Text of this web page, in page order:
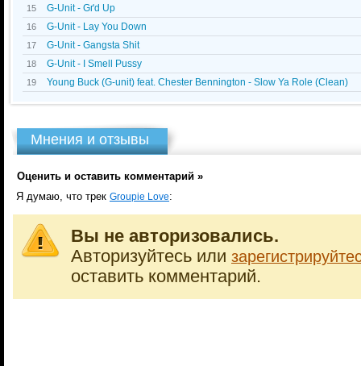
15 G-Unit - Gґd Up
16 G-Unit - Lay You Down
17 G-Unit - Gangsta Shit
18 G-Unit - I Smell Pussy
19 Young Buck (G-unit) feat. Chester Bennington - Slow Ya Role (Clean)
Мнения и отзывы
Оценить и оставить комментарий »
Я думаю, что трек Groupie Love:
Вы не авторизовались.
Авторизуйтесь или
оставить комментарий.